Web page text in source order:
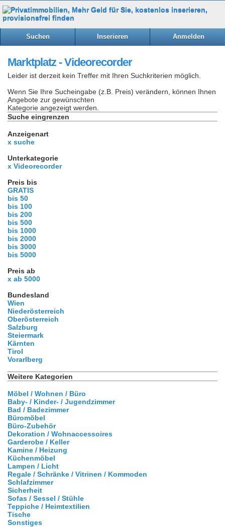
Suchen Inserieren Anmelden
Marktplatz - Videorecorder
Leider ist derzeit kein Treffer mit Ihren Suchkriterien möglich.
Wenn Sie Ihre Sucheingabe (z.B. Preis) verändern, können Ihnen
Angebote zur gewünschten
Kategorie angezeigt werden.
Suche eingrenzen
Anzeigenart
x suche
Unterkategorie
x Videorecorder
Preis bis
GRATIS
bis 50
bis 100
bis 200
bis 500
bis 1000
bis 2000
bis 3000
bis 5000
Preis ab
x ab 5000
Bundesland
Wien
Niederösterreich
Oberösterreich
Salzburg
Steiermark
Kärnten
Tirol
Vorarlberg
Weitere Kategorien
Möbel / Wohnen / Büro
Baby- / Kinder- / Jugendzimmer
Bad / Badezimmer
Büromöbel
Büro-Zubehör
Dekoration / Wohnaccessoires
Garderobe / Keller
Kamine / Heizung
Küchenmöbel
Lampen / Licht
Regale / Schränke / Vitrinen / Kommoden
Schlafzimmer
Sicherheit
Sofas / Sessel / Stühle
Teppiche / Heimtextilien
Tische
Sonstiges